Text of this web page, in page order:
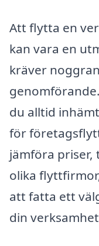
Att flytta en
kan vara en
kräver
du alltid
för
jämföra priser,
olika
att fatta ett
din